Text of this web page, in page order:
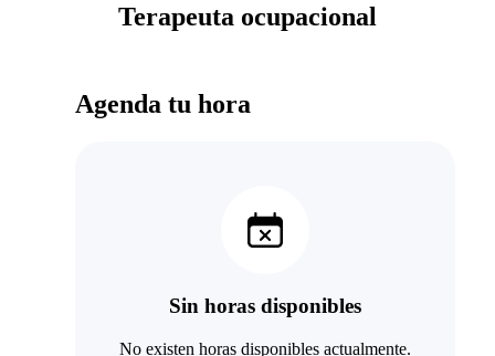
Terapeuta ocupacional
Agenda tu hora
Sin horas disponibles
No existen horas disponibles actualmente.